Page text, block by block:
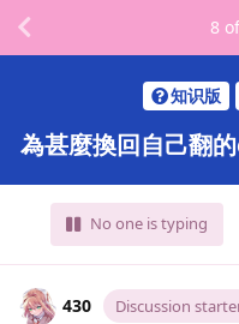
知识版
為甚麼換回自己翻
No one is typing
8 of
430 Discussion